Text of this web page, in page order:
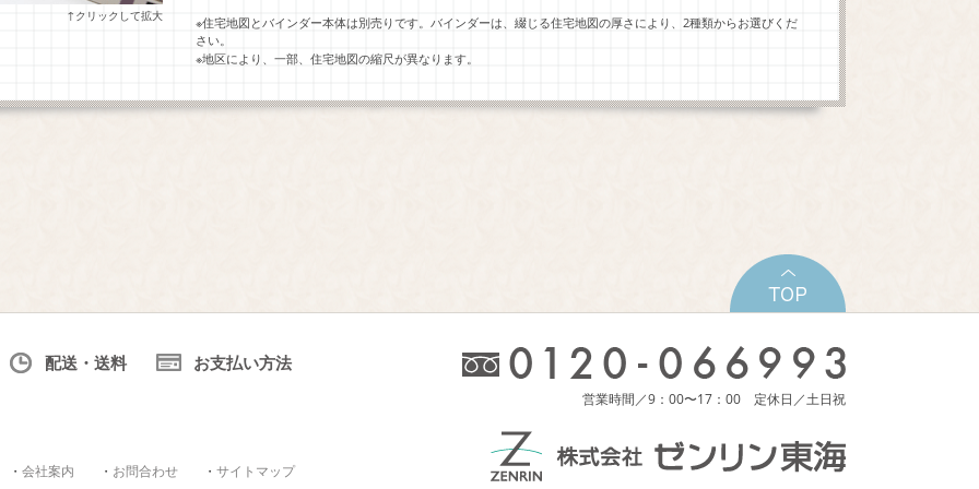
↑クリックして拡大
※住宅地図とバインダー本体は別売りです。バインダーは、綴じる住宅地図の厚さにより、2種類からお選びくだ
さい。
※地区により、一部、住宅地図の縮尺が異なります。
配送・送料 お支払い方法
・ 会社案内 ・ お問合わせ ・ サイトマップ
営業時間／9：00〜17：00 定休日／土日祝